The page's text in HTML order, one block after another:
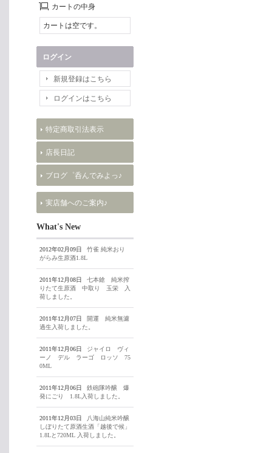
カートの中身
カートは空です。
ログイン
新規登録はこちら
ログインはこちら
特定商取引法表示
店長日記
ブログ゜呑んでみよっ♪
実店舗へのご案内♪
What's New
2012年02月09日
竹雀 純米おり
がらみ生原酒1.8L
2011年12月08日
七本鎗 純米搾
りたて生原酒 中取り 玉栄 入
荷しました。
2011年12月07日
開運 純米無濾
過生入荷しました。
2011年12月06日
ジャイロ ヴィ
ーノ デル ラーゴ ロッソ 75
0ML
2011年12月06日
鉄砲隊吟醸 爆
発にごり 1.8L入荷しました。
2011年12月03日
八海山純米吟醸
しぼりたて原酒生酒「越後で候」
1.8Lと720ML 入荷しました。